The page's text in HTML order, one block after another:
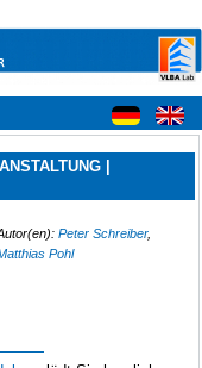
|
Peter Schreiber,
Pohl